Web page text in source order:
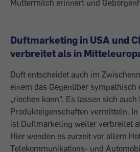
Muttermilch erinnert und
Duftmarketing in USA und
verbreitet als in
Duft entscheidet auch im
einem das Gegenüber
„riechen kann“. Es lassen sich
Produkteigenschaften vermitteln.
ist Duftmarketing weiter verbreitet
Hier wenden es zurzeit vor allem
Telekommunikations- und